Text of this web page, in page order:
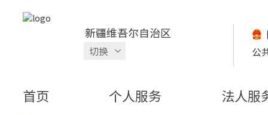
新疆维吾尔自治区
切换
公
首页 个人服务 法人服